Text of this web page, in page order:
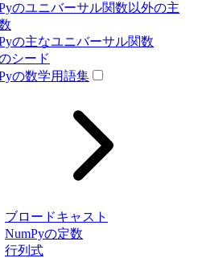
のユニバーサル関数以外の主
の主なユニバーサル関数
シード
の数学用語集
ブロードキャスト
NumPyの定数
行列式